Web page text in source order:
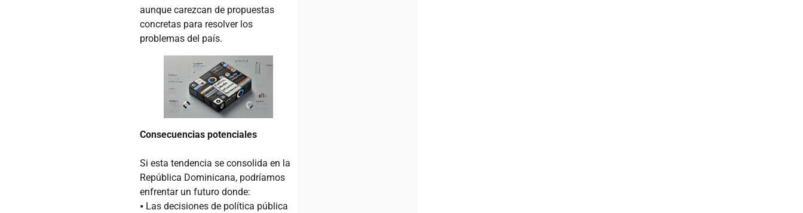
aunque carezcan de propuestas
concretas para resolver los
problemas del país.
Consecuencias potenciales
Si esta tendencia se consolida en la
República Dominicana, podríamos
enfrentar un futuro donde:
⦁ Las decisiones de política pública